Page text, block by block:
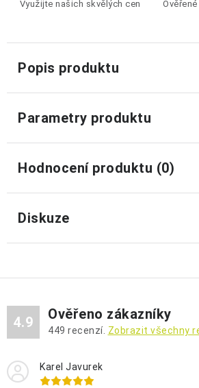
Využijte našich skvělých cen
Popis produktu
Parametry produktu
Hodnocení produktu (0)
Diskuze
4.9 Ověřeno zákazníky
449 recenzí. Zobrazit všechny
Karel Javurek